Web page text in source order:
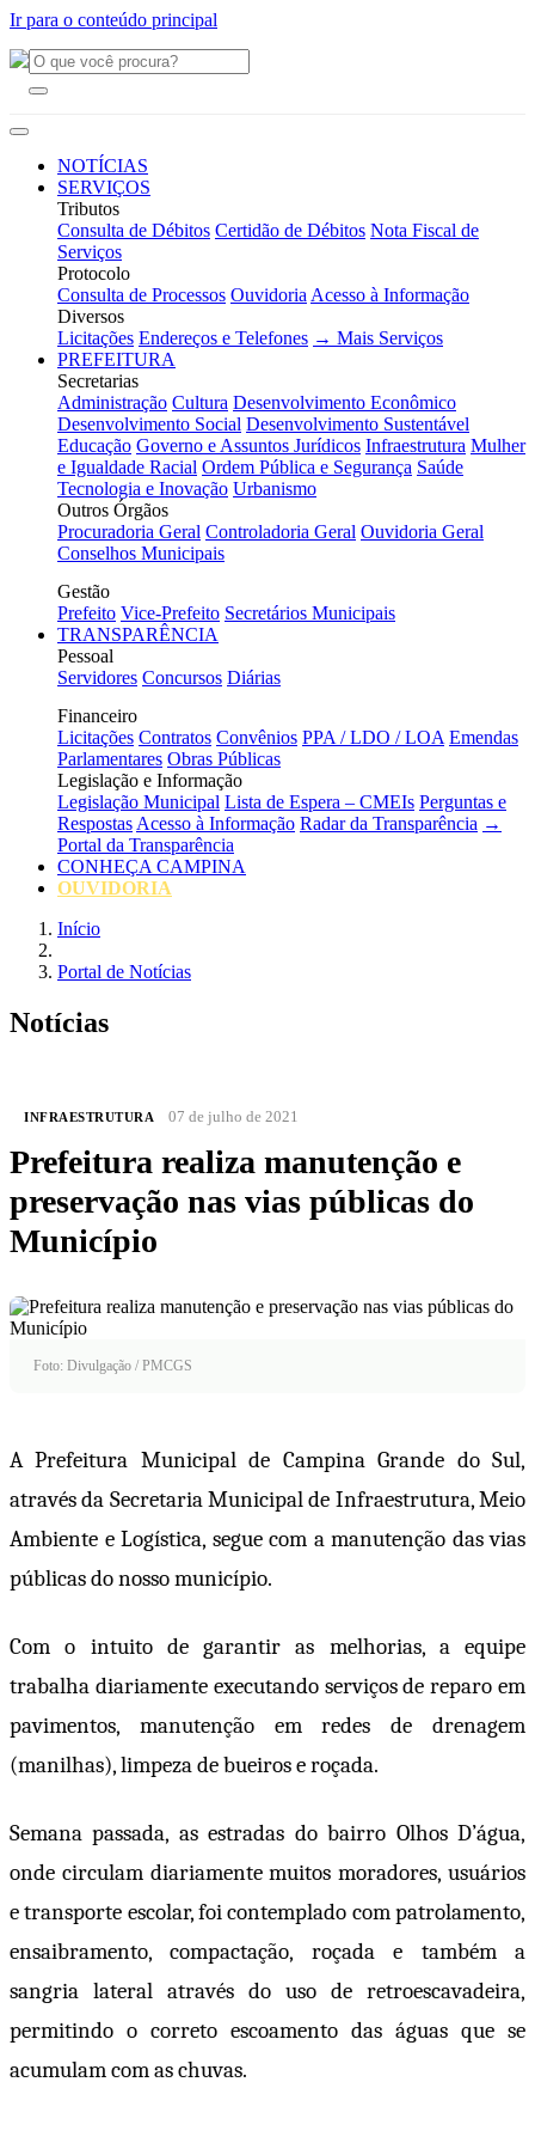
Ir para o conteúdo principal
NOTÍCIAS
SERVIÇOS
Tributos
Consulta de Débitos Certidão de Débitos Nota Fiscal de
Serviços
Protocolo
Consulta de Processos Ouvidoria Acesso à Informação
Diversos
Licitações Endereços e Telefones → Mais Serviços
PREFEITURA
Secretarias
Administração Cultura Desenvolvimento Econômico
Desenvolvimento Social Desenvolvimento Sustentável
Educação Governo e Assuntos Jurídicos Infraestrutura Mulher
e Igualdade Racial Ordem Pública e Segurança Saúde
Tecnologia e Inovação Urbanismo
Outros Órgãos
Procuradoria Geral Controladoria Geral Ouvidoria Geral
Conselhos Municipais
Gestão
Prefeito Vice-Prefeito Secretários Municipais
TRANSPARÊNCIA
Pessoal
Servidores Concursos Diárias
Financeiro
Licitações Contratos Convênios PPA / LDO / LOA Emendas
Parlamentares Obras Públicas
Legislação e Informação
Legislação Municipal Lista de Espera – CMEIs Perguntas e
Respostas Acesso à Informação Radar da Transparência →
Portal da Transparência
CONHEÇA CAMPINA
OUVIDORIA
Início
Portal de Notícias
Notícias
INFRAESTRUTURA 07 de julho de 2021
Prefeitura realiza manutenção e
preservação nas vias públicas do
Município
Foto: Divulgação / PMCGS
A Prefeitura Municipal de Campina Grande do Sul,
através da Secretaria Municipal de Infraestrutura, Meio
Ambiente e Logística, segue com a manutenção das vias
públicas do nosso município.
Com o intuito de garantir as melhorias, a equipe
trabalha diariamente executando serviços de reparo em
pavimentos, manutenção em redes de drenagem
(manilhas), limpeza de bueiros e roçada.
Semana passada, as estradas do bairro Olhos D’água,
onde circulam diariamente muitos moradores, usuários
e transporte escolar, foi contemplado com patrolamento,
ensaibramento, compactação, roçada e também a
sangria lateral através do uso de retroescavadeira,
permitindo o correto escoamento das águas que se
acumulam com as chuvas.